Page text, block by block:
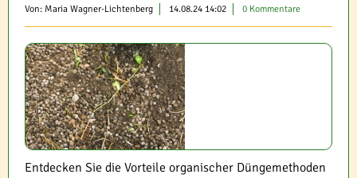
Von: Maria Wagner-Lichtenberg 14.08.24 14:02 0 Kommentare
Entdecken Sie die Vorteile organischer Düngemethoden